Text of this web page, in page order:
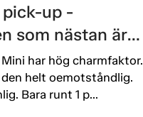
up -
som nästan är
har hög charmfaktor.
helt oemotståndlig.
Bara runt 1 p...